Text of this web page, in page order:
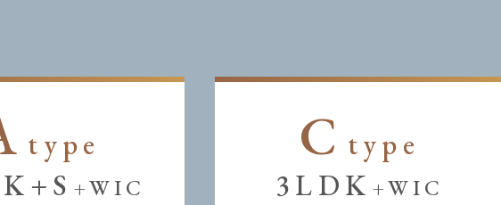
type
+WIC
C type
3LDK +WIC